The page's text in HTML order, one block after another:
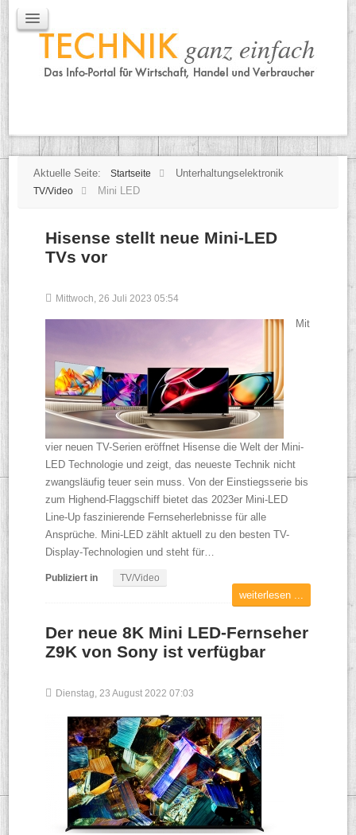
Mobile
IT
TK
Aktuelle Seite: Startseite Unterhaltungselektronik
TV/Video Mini LED
Hisense stellt neue Mini-LED
TVs vor
Mittwoch, 26 Juli 2023 05:54
Mit
vier neuen TV-Serien eröffnet Hisense die Welt der Mini-
LED Technologie und zeigt, das neueste Technik nicht
zwangsläufig teuer sein muss. Von der Einstiegsserie bis
zum Highend-Flaggschiff bietet das 2023er Mini-LED
Line-Up faszinierende Fernseherlebnisse für alle
Ansprüche. Mini-LED zählt aktuell zu den besten TV-
Display-Technologien und steht für…
Publiziert in TV/Video
weiterlesen ...
Der neue 8K Mini LED-Fernseher
Z9K von Sony ist verfügbar
Dienstag, 23 August 2022 07:03